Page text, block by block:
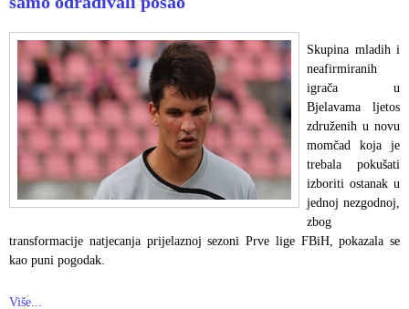
Skupina mladih i
neafirmiranih
igrača u
Bjelavama ljetos
združenih u novu
momčad koja je
trebala pokušati
izboriti ostanak u
jednoj nezgodnoj,
zbog
transformacije natjecanja prijelaznoj sezoni Prve lige FBiH, pokazala se
kao puni pogodak.
Više...